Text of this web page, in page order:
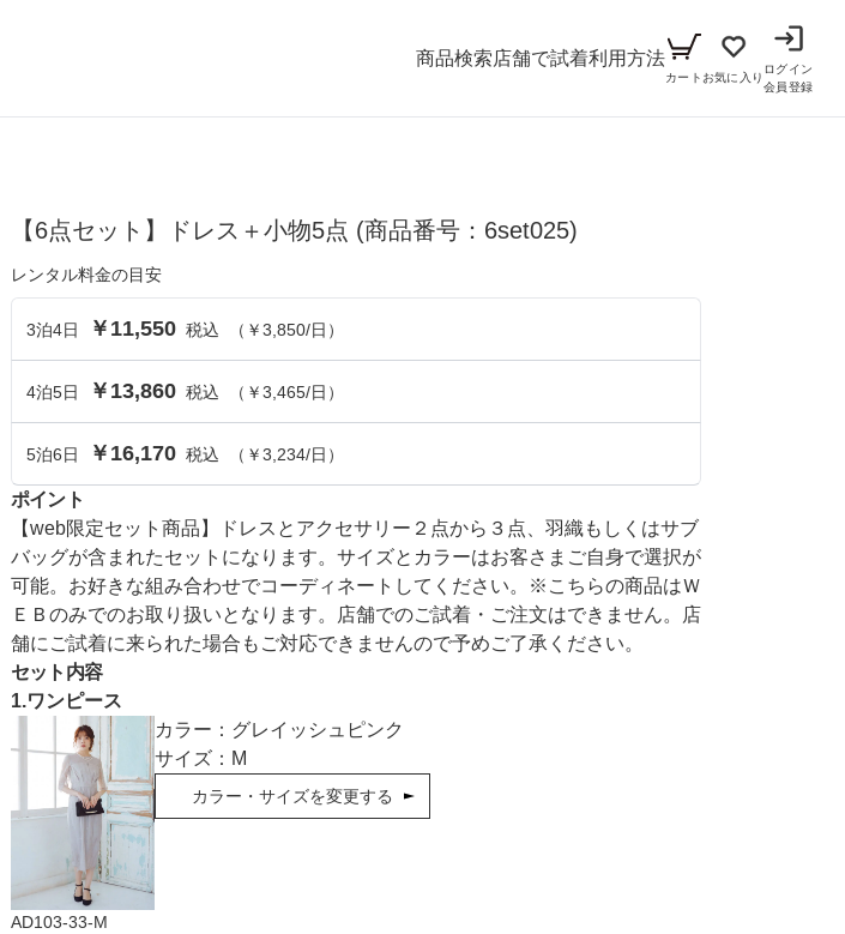
商品検索
結婚式・パーティ
成人式・同窓会
入卒・セレモニー
食事・挨拶
推し活・イベント
シーン
スーツ
カジュアル
フォーマル
ドレス
ボーイ（100cm-165cm）
スーツ
その他衣装
シューズ
ローファー
キッズパンプス
店舗で試着利用方法
カート お気に入り
ログイン
会員登録
【6点セット】ドレス＋小物5点 (商品番号：6set025)
レンタル料金の目安
3泊4日 ￥11,550 税込 （ ￥3,850/日）
4泊5日 ￥13,860 税込 （ ￥3,465/日）
5泊6日 ￥16,170 税込 （ ￥3,234/日）
ポイント
【web限定セット商品】ドレスとアクセサリー２点から３点、羽織もしくはサブ
バッグが含まれたセットになります。サイズとカラーはお客さまご自身で選択が
可能。お好きな組み合わせでコーディネートしてください。※こちらの商品はＷ
ＥＢのみでのお取り扱いとなります。店舗でのご試着・ご注文はできません。店
舗にご試着に来られた場合もご対応できませんので予めご了承ください。
セット内容
1.ワンピース
カラー： グレイッシュピンク
サイズ： M
カラー・サイズを変更する
AD103-33-M